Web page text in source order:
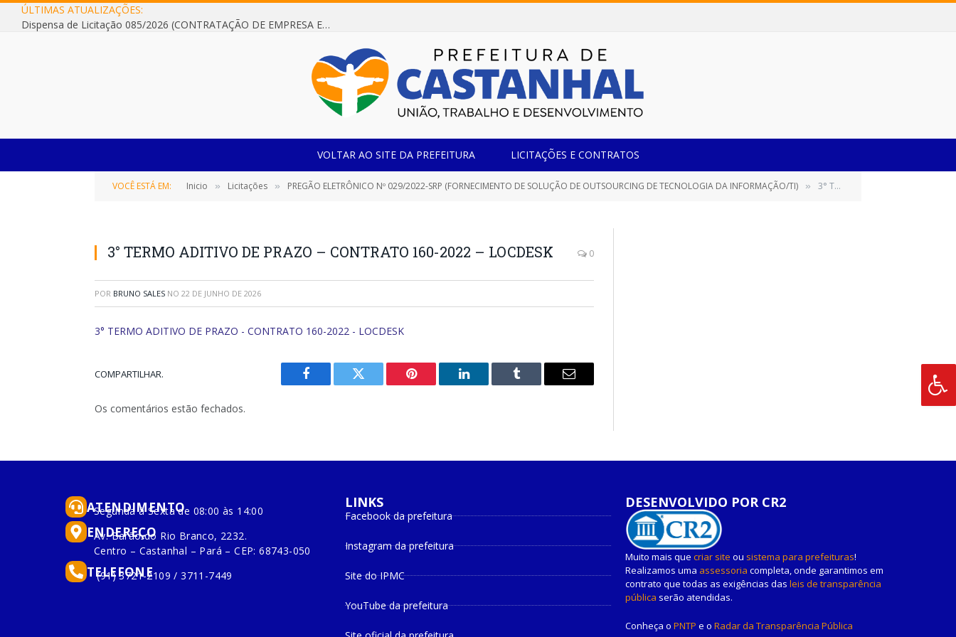
ÚLTIMAS ATUALIZAÇÕES:
Dispensa de Licitação 085/2026 (CONTRATAÇÃO DE EMPRESA ESPECIALIZADA NA FABRICAÇÃO DE MÓVEIS SOB MEDIDA COM ESTRUTURA METÁLICA EM METALON PARA ATENDIMENTO DAS NECESSIDADES DA SALA SIMOV DA EMEF MADRE MARIA VIGANÓ)
VOLTAR AO SITE DA PREFEITURA LICITAÇÕES E CONTRATOS
VOCÊ ESTÁ EM: Inicio » Licitações » PREGÃO ELETRÔNICO Nº 029/2022-SRP (FORNECIMENTO DE SOLUÇÃO DE OUTSOURCING DE TECNOLOGIA DA INFORMAÇÃO/TI) » 3° TERMO ADITIVO DE PRAZO – CONTRATO 160-2022 – LOCDESK
3° TERMO ADITIVO DE PRAZO – CONTRATO 160-2022 – LOCDESK 0
POR BRUNO SALES NO 22 DE JUNHO DE 2026
3° TERMO ADITIVO DE PRAZO - CONTRATO 160-2022 - LOCDESK
COMPARTILHAR.
Facebook Twitter Pinterest
O
Tumblr
E-
Os comentários estão fechados.
ATENDIMENTO
Segunda à Sexta de 08:00 às 14:00
ENDEREÇO
Av. Barão do Rio Branco, 2232.
Centro – Castanhal – Pará – CEP: 68743-050
TELEFONE
(91) 3721-2109 / 3711-7449
LINKS
Facebook da prefeitura
Instagram da prefeitura
Site do IPMC
YouTube da prefeitura
DESENVOLVIDO POR CR2
Muito mais que criar site ou sistema para prefeituras!
Realizamos uma assessoria completa, onde garantimos em
contrato que todas as exigências das leis de transparência
pública serão atendidas.
Conheça o PNTP e o Radar da Transparência Pública